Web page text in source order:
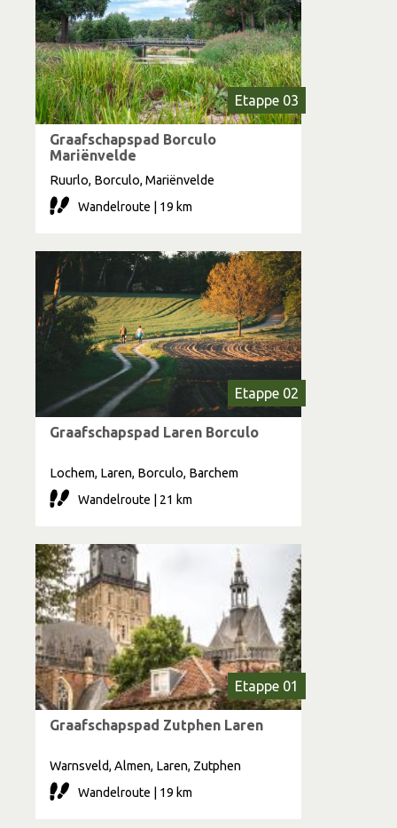
Etappe 03
Graafschapspad Borculo
Mariënvelde
Ruurlo, Borculo, Mariënvelde
Wandelroute | 19 km
Etappe 02
Graafschapspad Laren Borculo
Lochem, Laren, Borculo, Barchem
Wandelroute | 21 km
Etappe 01
Graafschapspad Zutphen Laren
Warnsveld, Almen, Laren, Zutphen
Wandelroute | 19 km